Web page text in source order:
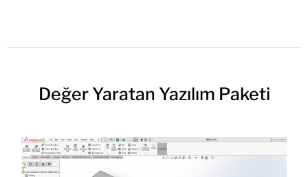
Değer Yaratan Yazılım Paketi